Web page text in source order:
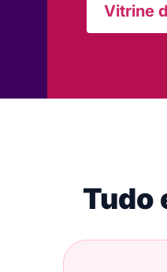
Vitrine
Tudo